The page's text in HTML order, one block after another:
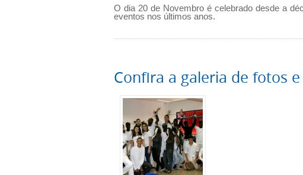
O dia 20 de Novembro é celebrado desde a
eventos nos últimos anos.
Confira a galeria de fotos